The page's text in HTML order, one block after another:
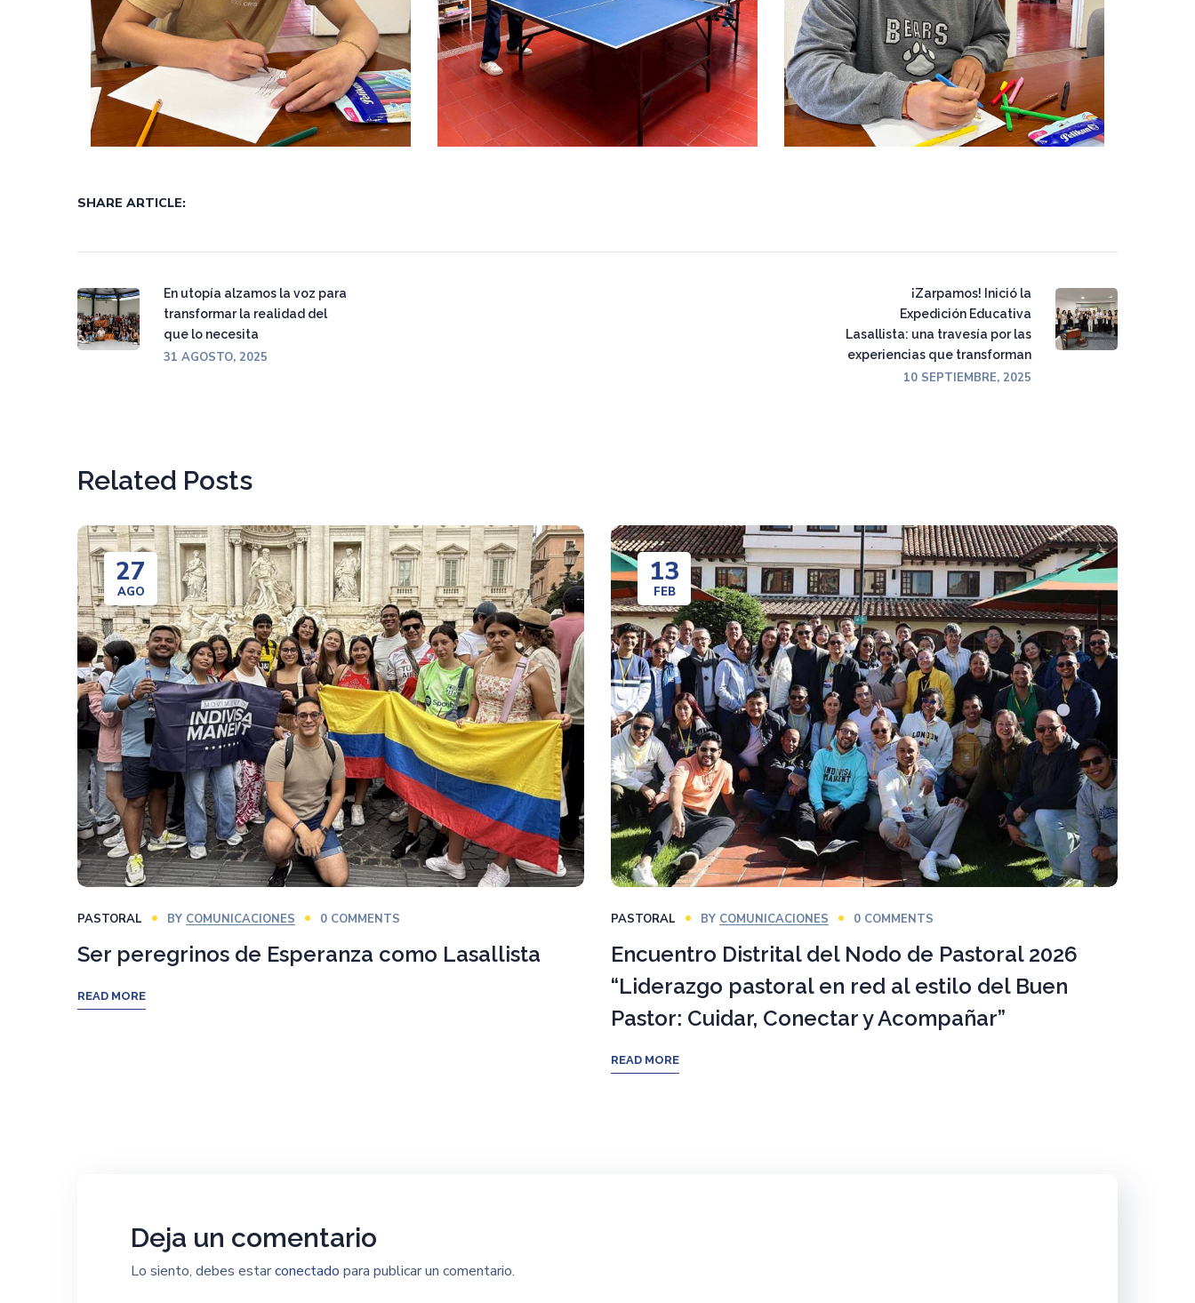
SHARE ARTICLE:
En utopía alzamos la voz para
transformar la realidad del
que lo necesita
31 AGOSTO, 2025
¡Zarpamos! Inició la
Expedición Educativa
Lasallista: una travesía por las
experiencias que transforman
10 SEPTIEMBRE, 2025
Related Posts
27
AGO
PASTORAL BY COMUNICACIONES 0 COMMENTS
Ser peregrinos de Esperanza como Lasallista
READ MORE
13
FEB
PASTORAL BY COMUNICACIONES 0 COMMENTS
Encuentro Distrital del Nodo de Pastoral 2026
“Liderazgo pastoral en red al estilo del Buen
Pastor: Cuidar, Conectar y Acompañar”
READ MORE
Deja un comentario
Lo siento, debes estarconectado para publicar un comentario.